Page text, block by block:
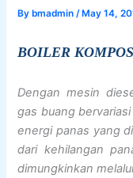
By bmadmin/ May 14,
BOILER
Dengan mesin
gas buang
energi panas yang
dari kehilangan
dimungkinkan